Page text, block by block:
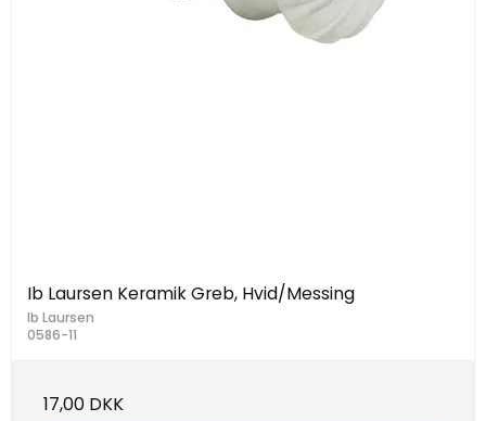
Ib Laursen Keramik Greb, Hvid/Messing
Ib Laursen
0586-11
17,00 DKK